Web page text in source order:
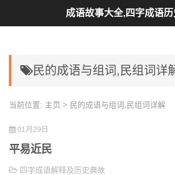
民的成语与组词,民组词详
当前位置: 主页 > 民的成语与组词,民组词详解
01月29日
平易近民
四字成语解释及历史典故
成语故事大全,四字成语